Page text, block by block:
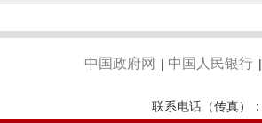
中国政府网 | 中国人民银行 |
联系电话（传真）